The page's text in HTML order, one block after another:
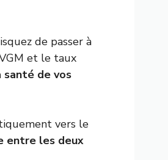
de passer à
et le taux
de vos
vers le
entre les deux